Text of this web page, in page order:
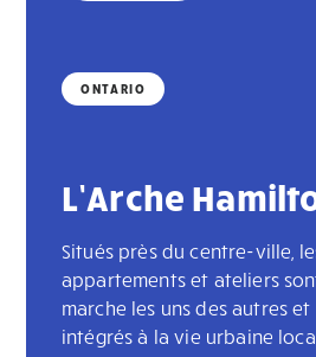
ONTARIO
L’Arche
Situés près du centre-ville,
appartements et ateliers
marche les uns des autres
intégrés à la vie urbaine